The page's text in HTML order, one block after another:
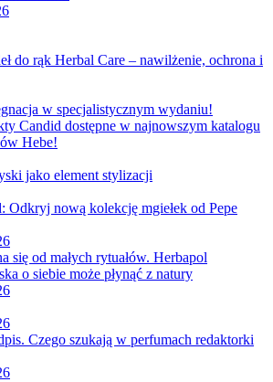
do rąk Herbal Care – nawilżenie, ochrona i
w specjalistycznym wydaniu!
Candid dostępne w najnowszym katalogu
Hebe!
jako element stylizacji
Odkryj nową kolekcję mgiełek od Pepe
się od małych rytuałów. Herbapol
o siebie może płynąć z natury
Czego szukają w perfumach redaktorki